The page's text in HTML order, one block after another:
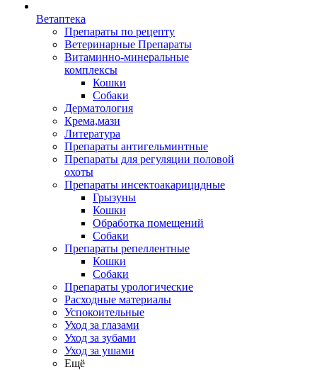
Ветаптека
Препараты по рецепту
Ветеринарные Препараты
Витаминно-минеральные
комплексы
Кошки
Собаки
Дерматология
Крема,мази
Литература
Препараты антигельминтные
Препараты для регуляции половой
охоты
Препараты инсектоакарицидные
Грызуны
Кошки
Обработка помещений
Собаки
Препараты репеллентные
Кошки
Собаки
Препараты урологические
Расходные материалы
Успокоительные
Уход за глазами
Уход за зубами
Уход за ушами
Ещё